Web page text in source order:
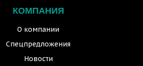
КОМПАНИЯ
О компании
Спецпредложения
Новости